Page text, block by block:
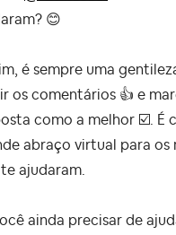
😊
é sempre uma
os comentários 👍 e
como a melhor ☑️ . É
abraço virtual para os
ajudaram.
ainda precisar de